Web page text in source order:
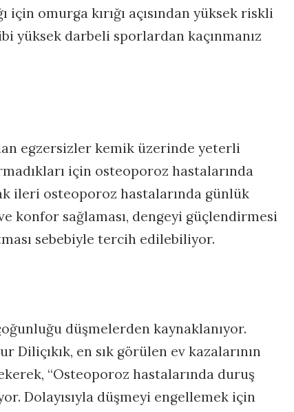
için omurga kırığı açısından yüksek riskli
yüksek darbeli sporlardan kaçınmanız
egzersizler kemik üzerinde yeterli
için osteoporoz hastalarında
ileri osteoporoz hastalarında günlük
konfor sağlaması, dengeyi güçlendirmesi
sebebiyle tercih edilebiliyor.
düşmelerden kaynaklanıyor.
Diliçıkık, en sık görülen ev kazalarının
“Osteoporoz hastalarında duruş
Dolayısıyla düşmeyi engellemek için